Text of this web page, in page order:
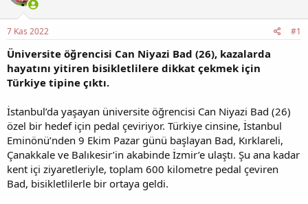
b
a
ş
a
t
n
ç
a
r
h
i
7 Kas 2022 #1
Üniversite öğrencisi Can Niyazi Bad (26), kazalarda
hayatını yitiren bisikletlilere dikkat çekmek için
Türkiye tipine çıktı.
İstanbul’da yaşayan üniversite öğrencisi Can Niyazi Bad (26)
özel bir hedef için pedal çeviriyor. Türkiye cinsine, İstanbul
Eminönü’nden 9 Ekim Pazar günü başlayan Bad, Kırklareli,
Çanakkale ve Balıkesir’in akabinde İzmir’e ulaştı. Şu ana kadar
kent içi ziyaretleriyle, toplam 600 kilometre pedal çeviren
Bad, bisikletlilerle bir ortaya geldi.